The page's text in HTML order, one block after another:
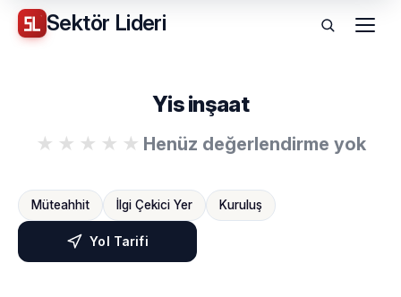
Sektör Lideri Menü
Yis inşaat
Henüz değerlendirme yok
Müteahhit İlgi Çekici Yer Kuruluş
Yol Tarifi